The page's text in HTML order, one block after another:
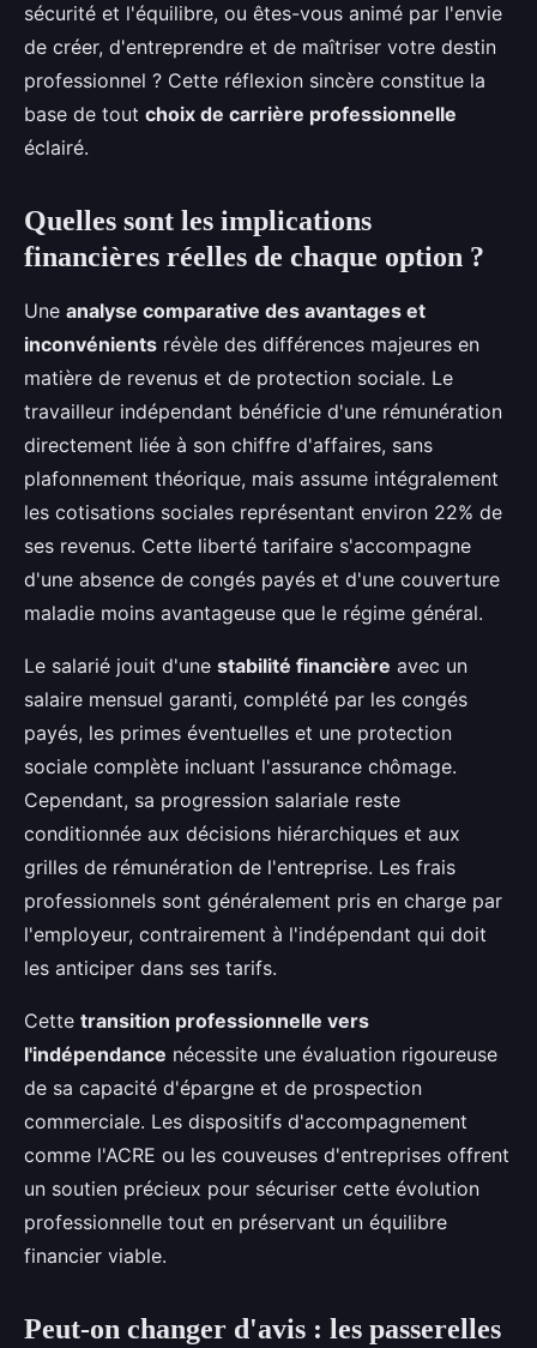
sécurité et l'équilibre, ou êtes-vous animé par l'envie
de créer, d'entreprendre et de maîtriser votre destin
professionnel ? Cette réflexion sincère constitue la
base de tout choix de carrière professionnelle
éclairé.
Quelles sont les implications
financières réelles de chaque option ?
Une analyse comparative des avantages et
inconvénients révèle des différences majeures en
matière de revenus et de protection sociale. Le
travailleur indépendant bénéficie d'une rémunération
directement liée à son chiffre d'affaires, sans
plafonnement théorique, mais assume intégralement
les cotisations sociales représentant environ 22% de
ses revenus. Cette liberté tarifaire s'accompagne
d'une absence de congés payés et d'une couverture
maladie moins avantageuse que le régime général.
Le salarié jouit d'une stabilité financière avec un
salaire mensuel garanti, complété par les congés
payés, les primes éventuelles et une protection
sociale complète incluant l'assurance chômage.
Cependant, sa progression salariale reste
conditionnée aux décisions hiérarchiques et aux
grilles de rémunération de l'entreprise. Les frais
professionnels sont généralement pris en charge par
l'employeur, contrairement à l'indépendant qui doit
les anticiper dans ses tarifs.
Cette transition professionnelle vers
l'indépendance nécessite une évaluation rigoureuse
de sa capacité d'épargne et de prospection
commerciale. Les dispositifs d'accompagnement
comme l'ACRE ou les couveuses d'entreprises offrent
un soutien précieux pour sécuriser cette évolution
professionnelle tout en préservant un équilibre
financier viable.
Peut-on changer d'avis : les passerelles